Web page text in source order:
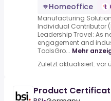
Homeoffice
Manufacturing
Individual Contributor
Leadership Travel: As
engagement and
ToolsGro... Mehr
Zuletzt aktualisiert: vor
Product